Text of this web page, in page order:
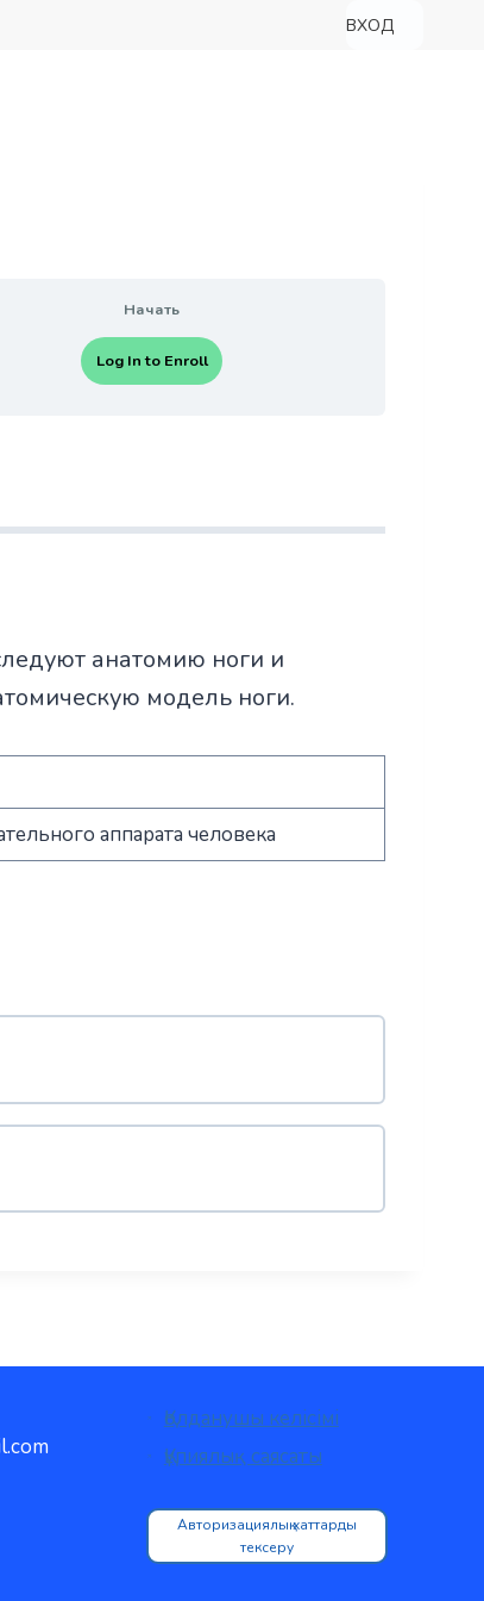
ВХОД
Начать
Log In to Enroll
анатомию ноги и
модель ноги.
аппарата человека
Қолданушы келісімі
Құпиялық саясаты
Авторизациялық хаттарды
тексеру